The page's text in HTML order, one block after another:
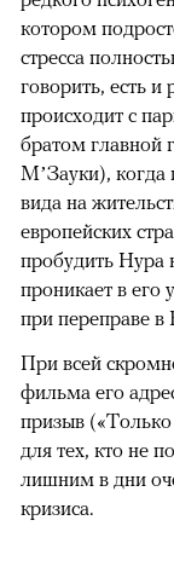
котором
стресса
говорить, есть
происходит с
братом
М’Зауки), когда
вида на
европейских
пробудить Нура
проникает в его
при переправе в
При всей
фильма его
призыв
для тех, кто не
лишним в дни
кризиса.